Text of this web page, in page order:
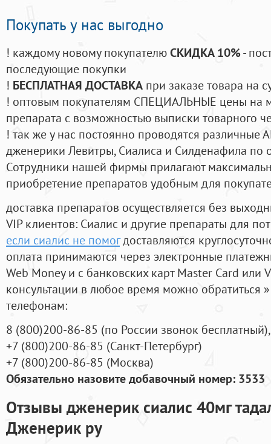
Покупать у нас выгодно
! каждому новому покупателюСКИДКА 10%-
последующие покупки
! БЕСПЛАТНАЯ ДОСТАВКА при заказе товара на
! оптовым покупателям СПЕЦИАЛЬНЫЕ цены на
препарата с возможностью выписки товарного
! так же у нас постоянно проводятся
дженерики Левитры, Сиалиса и Силденафила по
Cотрудники нашей фирмы прилагают
приобретение препаратов удобным для
доставка препаратов осуществляется без
VIP клиентов: Сиалис и другие препараты для
если сиалис не помогдоставляются
оплата принимаются через электронные
Web Money и с банковских карт Master Card или
консультации в любое время можно обратиться
телефонам:
8 (800)200-86-85 (по России звонок бесплатный),
+7 (800)200-86-85 (Санкт-Петербург)
+7 (800)200-86-85 (Москва)
Обязательно назовите добавочный номер: 3533
Отзывы дженерик сиалис 40мг
Дженерик ру